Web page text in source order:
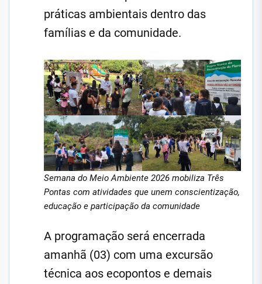
práticas ambientais dentro das
famílias e da comunidade.
Semana do Meio Ambiente 2026 mobiliza Três
Pontas com atividades que unem conscientização,
educação e participação da comunidade
A programação será encerrada
amanhã (03) com uma excursão
técnica aos ecopontos e demais